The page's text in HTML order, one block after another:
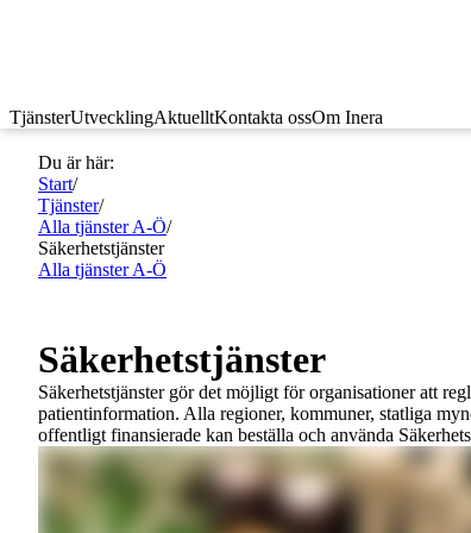
TjänsterUtvecklingAktuelltKontakta ossOm Inera
Du är här:
Start/
Tjänster/
Alla tjänster A-Ö/
Säkerhetstjänster
Alla tjänster A-Ö
Säkerhetstjänster
Säkerhetstjänster gör det möjligt för organisationer att
patientinformation. Alla regioner, kommuner, statliga
offentligt finansierade kan beställa och använda